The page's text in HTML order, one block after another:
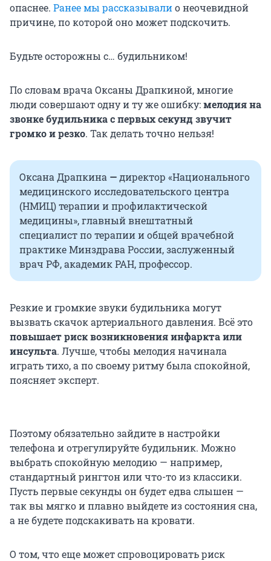
опаснее. Ранее мы рассказывалио неочевидной
причине, по которой оно может подскочить.
Будьте осторожны с… будильником!
По словам врача Оксаны Драпкиной, многие
люди совершают одну и ту же ошибку:мелодия на
звонке будильника с первых секунд звучит
громко и резко. Так делать точно нельзя!
Оксана Драпкина — директор «Национального
медицинского исследовательского центра
(НМИЦ) терапии и профилактической
медицины», главный внештатный
специалист по терапии и общей врачебной
практике Минздрава России, заслуженный
врач РФ, академик РАН, профессор.
Резкие и громкие звуки будильника могут
вызвать скачок артериального давления. Всё это
повышает риск возникновения инфаркта или
инсульта. Лучше, чтобы мелодия начинала
играть тихо, а по своему ритму была спокойной,
поясняет эксперт.
Поэтому обязательно зайдите в настройки
телефона и отрегулируйте будильник. Можно
выбрать спокойную мелодию — например,
стандартный рингтон или что-то из классики.
Пусть первые секунды он будет едва слышен —
так вы мягко и плавно выйдете из состояния сна,
а не будете подскакивать на кровати.
О том, что еще может спровоцировать риск